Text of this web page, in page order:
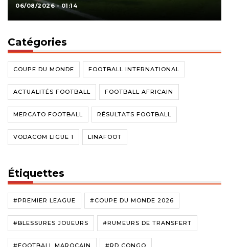
06/08/2026 - 01:14
Catégories
COUPE DU MONDE FOOTBALL INTERNATIONAL
ACTUALITÉS FOOTBALL FOOTBALL AFRICAIN
MERCATO FOOTBALL RÉSULTATS FOOTBALL
VODACOM LIGUE 1 LINAFOOT
Étiquettes
#PREMIER LEAGUE #COUPE DU MONDE 2026
#BLESSURES JOUEURS #RUMEURS DE TRANSFERT